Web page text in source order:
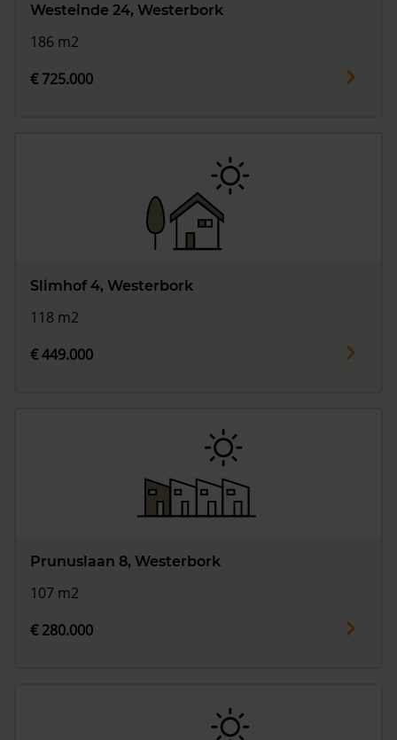
Westeinde 24, Westerbork
186 m2
€ 725.000
Slimhof 4, Westerbork
118 m2
€ 449.000
Prunuslaan 8, Westerbork
107 m2
€ 280.000